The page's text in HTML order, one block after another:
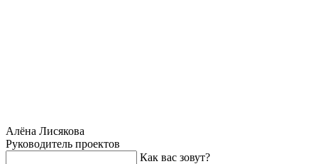
Алёна Лисякова
Руководитель проектов
Как вас зовут?